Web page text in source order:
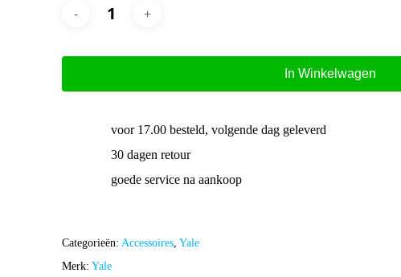
In Winkelwagen
voor 17.00 besteld, volgende dag geleverd
30 dagen retour
goede service na aankoop
Categorieën: Accessoires, Yale
Merk: Yale